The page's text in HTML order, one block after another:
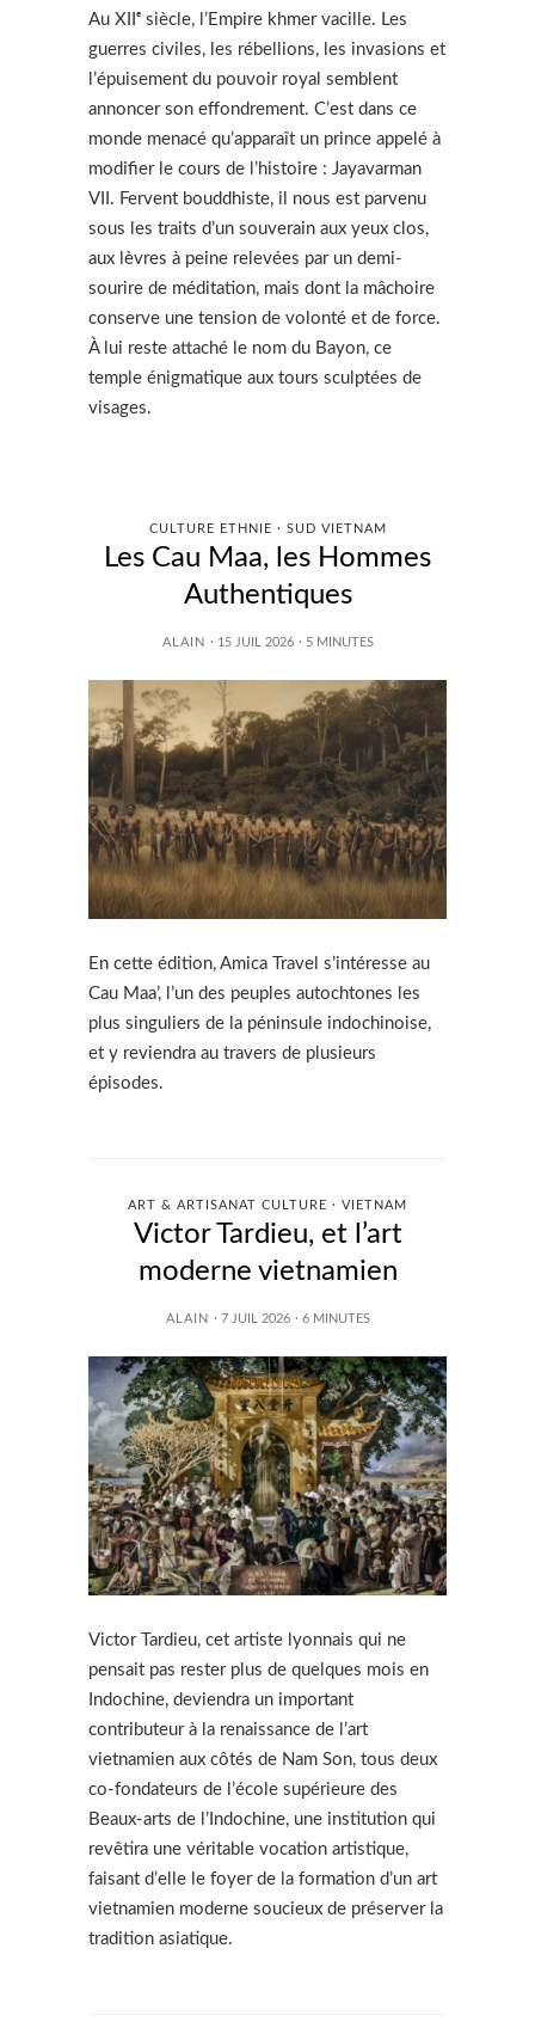
Au XIIᵉ siècle, l’Empire khmer vacille. Les
guerres civiles, les rébellions, les invasions et
l’épuisement du pouvoir royal semblent
annoncer son effondrement. C’est dans ce
monde menacé qu’apparaît un prince appelé à
modifier le cours de l’histoire : Jayavarman
VII. Fervent bouddhiste, il nous est parvenu
sous les traits d’un souverain aux yeux clos,
aux lèvres à peine relevées par un demi-
sourire de méditation, mais dont la mâchoire
conserve une tension de volonté et de force.
À lui reste attaché le nom du Bayon, ce
temple énigmatique aux tours sculptées de
visages.
CULTURE ETHNIE · SUD VIETNAM
Les Cau Maa, les Hommes
Authentiques
ALAIN · 15 JUIL 2026 · 5 MINUTES
En cette édition, Amica Travel s’intéresse au
Cau Maa’, l’un des peuples autochtones les
plus singuliers de la péninsule indochinoise,
et y reviendra au travers de plusieurs
épisodes.
ART & ARTISANAT CULTURE · VIETNAM
Victor Tardieu, et l’art
moderne vietnamien
ALAIN · 7 JUIL 2026 · 6 MINUTES
Victor Tardieu, cet artiste lyonnais qui ne
pensait pas rester plus de quelques mois en
Indochine, deviendra un important
contributeur à la renaissance de l’art
vietnamien aux côtés de Nam Son, tous deux
co-fondateurs de l’école supérieure des
Beaux-arts de l’Indochine, une institution qui
revêtira une véritable vocation artistique,
faisant d’elle le foyer de la formation d’un art
vietnamien moderne soucieux de préserver la
tradition asiatique.